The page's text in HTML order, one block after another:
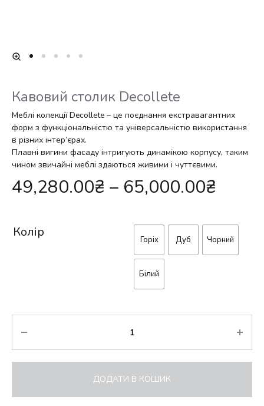
Кавовий столик Decollete
Меблі колекції Decollete – це поєднання екстравагантних
форм з функціональністю та універсальністю використання
в різних інтер’єрах.
Плавні вигини фасаду інтригують динамікою корпусу, таким
чином звичайні меблі здаються живими і чуттєвими.
49,280.00₴ – 65,000.00₴
Колір Горіх Дуб Чорний
Білий
ДОДАТИ В КОШИК